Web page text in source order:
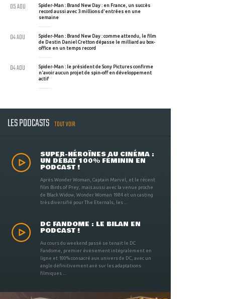
Spider-Man : Brand New Day : en France, un succès
record aussi avec 3 millions d'entrées en une
semaine
05 AOU
Spider-Man : Brand New Day : comme attendu, le film
de Destin Daniel Cretton dépasse le milliard au box-
office en un temps record
04 AOU
Spider-Man : le président de Sony Pictures confirme
n'avoir aucun projet de spin-off en développement
actif
04 AOU
LES PODCASTS TOUT VOIR
SUPER-HÉROÏNES AU CINÉMA :
UN DÉBAT 100% FÉMININ EN
PODCAST !
Après Wonder Woman, Captain Marvel, et le récent
film Birds of Prey, mais aussi avec la venue proche
de Black Widow, Wonder Woman 1984 et un casting
très diversifié pour The Eternals, les ...
DC FANDOME : LE BILAN EN
PODCAST !
Au cours du weekend passé se tenait le DC
Fandome, premier évènement intégralement en
ligne et 100% consacré aux univers de DC, avec un
angle définitivement axé sur les adaptations
filmiques ...